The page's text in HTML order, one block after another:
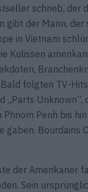
schrieb, der
gibt der Mann,
in Vietnam
Kulissen
folgten TV-
„Parts Unknown”,
Penh bis
gaben. Bourdains
der Amerikaner
Sein